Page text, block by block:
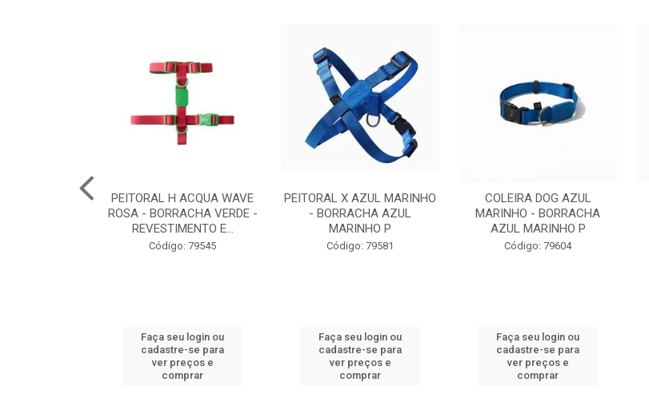
PEITORAL H ACQUA WAVE
ROSA - BORRACHA VERDE -
REVESTIMENTO E...
Código: 79545
Faça seu login ou
cadastre-se para
ver preços e
comprar
PEITORAL X AZUL MARINHO
- BORRACHA AZUL
MARINHO P
Código: 79581
Faça seu login ou
cadastre-se para
ver preços e
comprar
COLEIRA DOG AZUL
MARINHO - BORRACHA
AZUL MARINHO P
Código: 79604
Faça seu login ou
cadastre-se para
ver preços e
comprar